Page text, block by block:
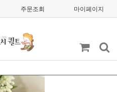
주문조회 마이페이지